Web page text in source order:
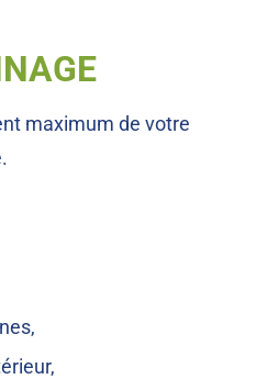
maximum de votre